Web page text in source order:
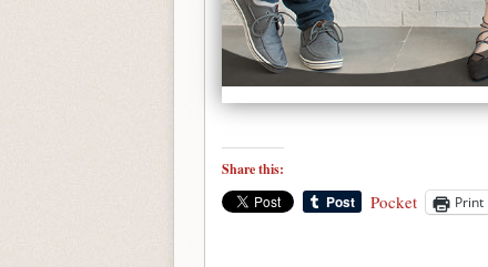
Share this:
Pocket Print